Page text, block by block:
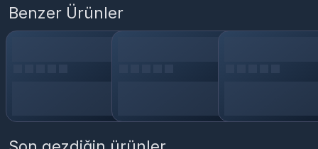
cihazınıza indirmeniz gerekir
Valorant Nedir?
keskin refleksler gerektiren bir oyundur.
Benzer Ürünler